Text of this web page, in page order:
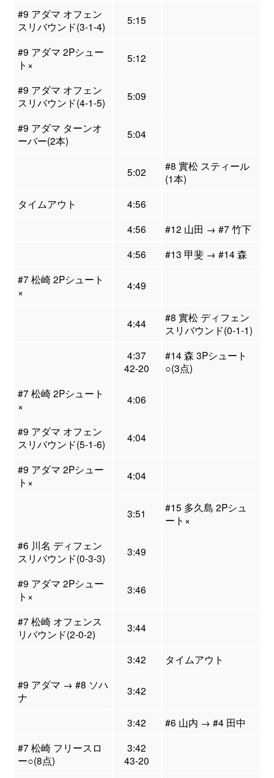
#9 アダマ オフェン
スリバウンド(3-1-4)
5:15
#9 アダマ 2Pシュー
ト×
5:12
#9 アダマ オフェン
スリバウンド(4-1-5)
5:09
#9 アダマ ターンオ
ーバー(2本)
5:04
5:02
#8 實松 スティール
(1本)
タイムアウト
4:56
4:56
#12 山田 → #7 竹下
4:56
#13 甲斐 → #14 森
#7 松崎 2Pシュート
×
4:49
4:44
#8 實松 ディフェン
スリバウンド(0-1-1)
4:37
42-20
#14 森 3Pシュート
○(3点)
#7 松崎 2Pシュート
×
4:06
#9 アダマ オフェン
スリバウンド(5-1-6)
4:04
#9 アダマ 2Pシュー
ト×
4:04
3:51
#15 多久島 2Pシュ
ート×
#6 川名 ディフェン
スリバウンド(0-3-3)
3:49
#9 アダマ 2Pシュー
ト×
3:46
#7 松崎 オフェンス
リバウンド(2-0-2)
3:44
3:42
タイムアウト
#9 アダマ → #8 ソハ
ナ
3:42
3:42
#6 山内 → #4 田中
#7 松崎 フリースロ
ー○(8点)
3:42
43-20